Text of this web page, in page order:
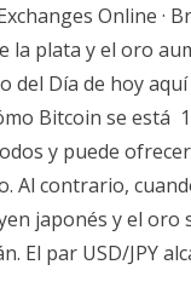
Online ·
la plata y el oro
del Día de hoy
Bitcoin se está
y puede
Al contrario,
japonés y el
El par USD/JPY